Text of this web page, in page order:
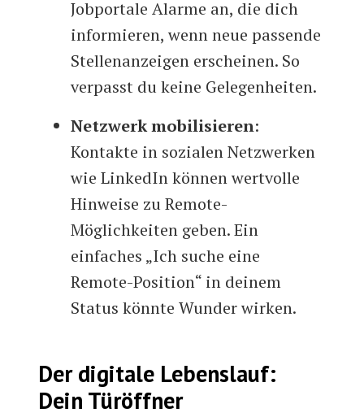
Jobportale Alarme an, die dich
informieren, wenn neue passende
Stellenanzeigen erscheinen. So
verpasst du keine Gelegenheiten.
Netzwerk mobilisieren:
Kontakte in sozialen Netzwerken
wie LinkedIn können wertvolle
Hinweise zu Remote-
Möglichkeiten geben. Ein
einfaches „Ich suche eine
Remote-Position“ in deinem
Status könnte Wunder wirken.
Der digitale Lebenslauf:
Dein Türöffner